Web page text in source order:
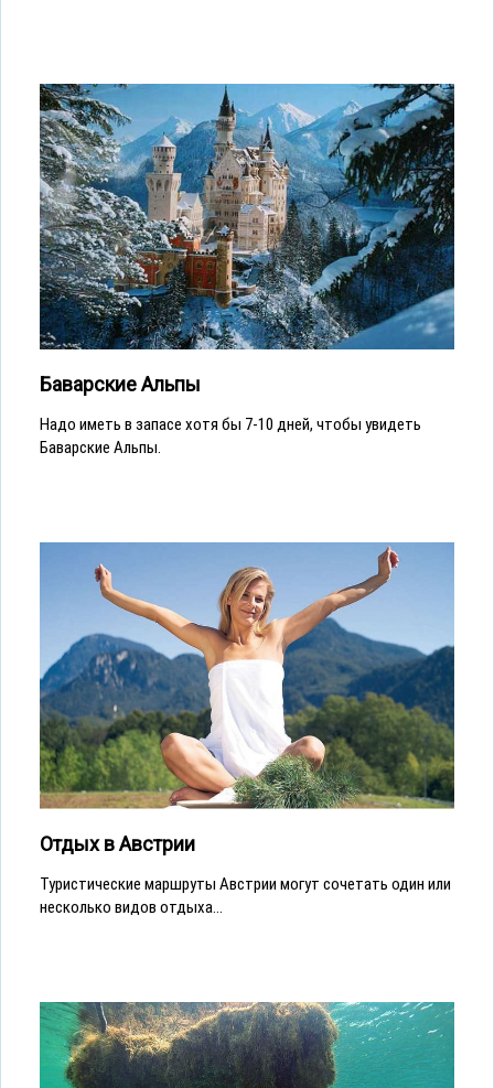
Баварские Альпы
Надо иметь в запасе хотя бы 7-10 дней, чтобы увидеть
Баварские Альпы.
Отдых в Австрии
Туристические маршруты Австрии могут сочетать один или
несколько видов отдыха...